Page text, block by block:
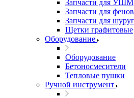
Запчасти для УШМ
Запчасти для
Запчасти для
Щетки графитовые
Оборудование
Оборудование
Бетоносмесители
Тепловые пушки
Ручной инструмент